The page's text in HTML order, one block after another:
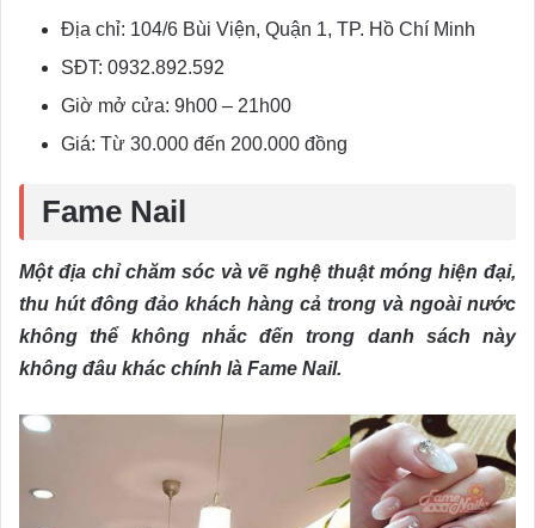
Địa chỉ: 104/6 Bùi Viện, Quận 1, TP. Hồ Chí Minh
SĐT: 0932.892.592
Giờ mở cửa: 9h00 – 21h00
Giá: Từ 30.000 đến 200.000 đồng
Fame Nail
Một địa chỉ chăm sóc và vẽ nghệ thuật móng hiện đại,
thu hút đông đảo khách hàng cả trong và ngoài nước
không thể không nhắc đến trong danh sách này
không đâu khác chính là Fame Nail.